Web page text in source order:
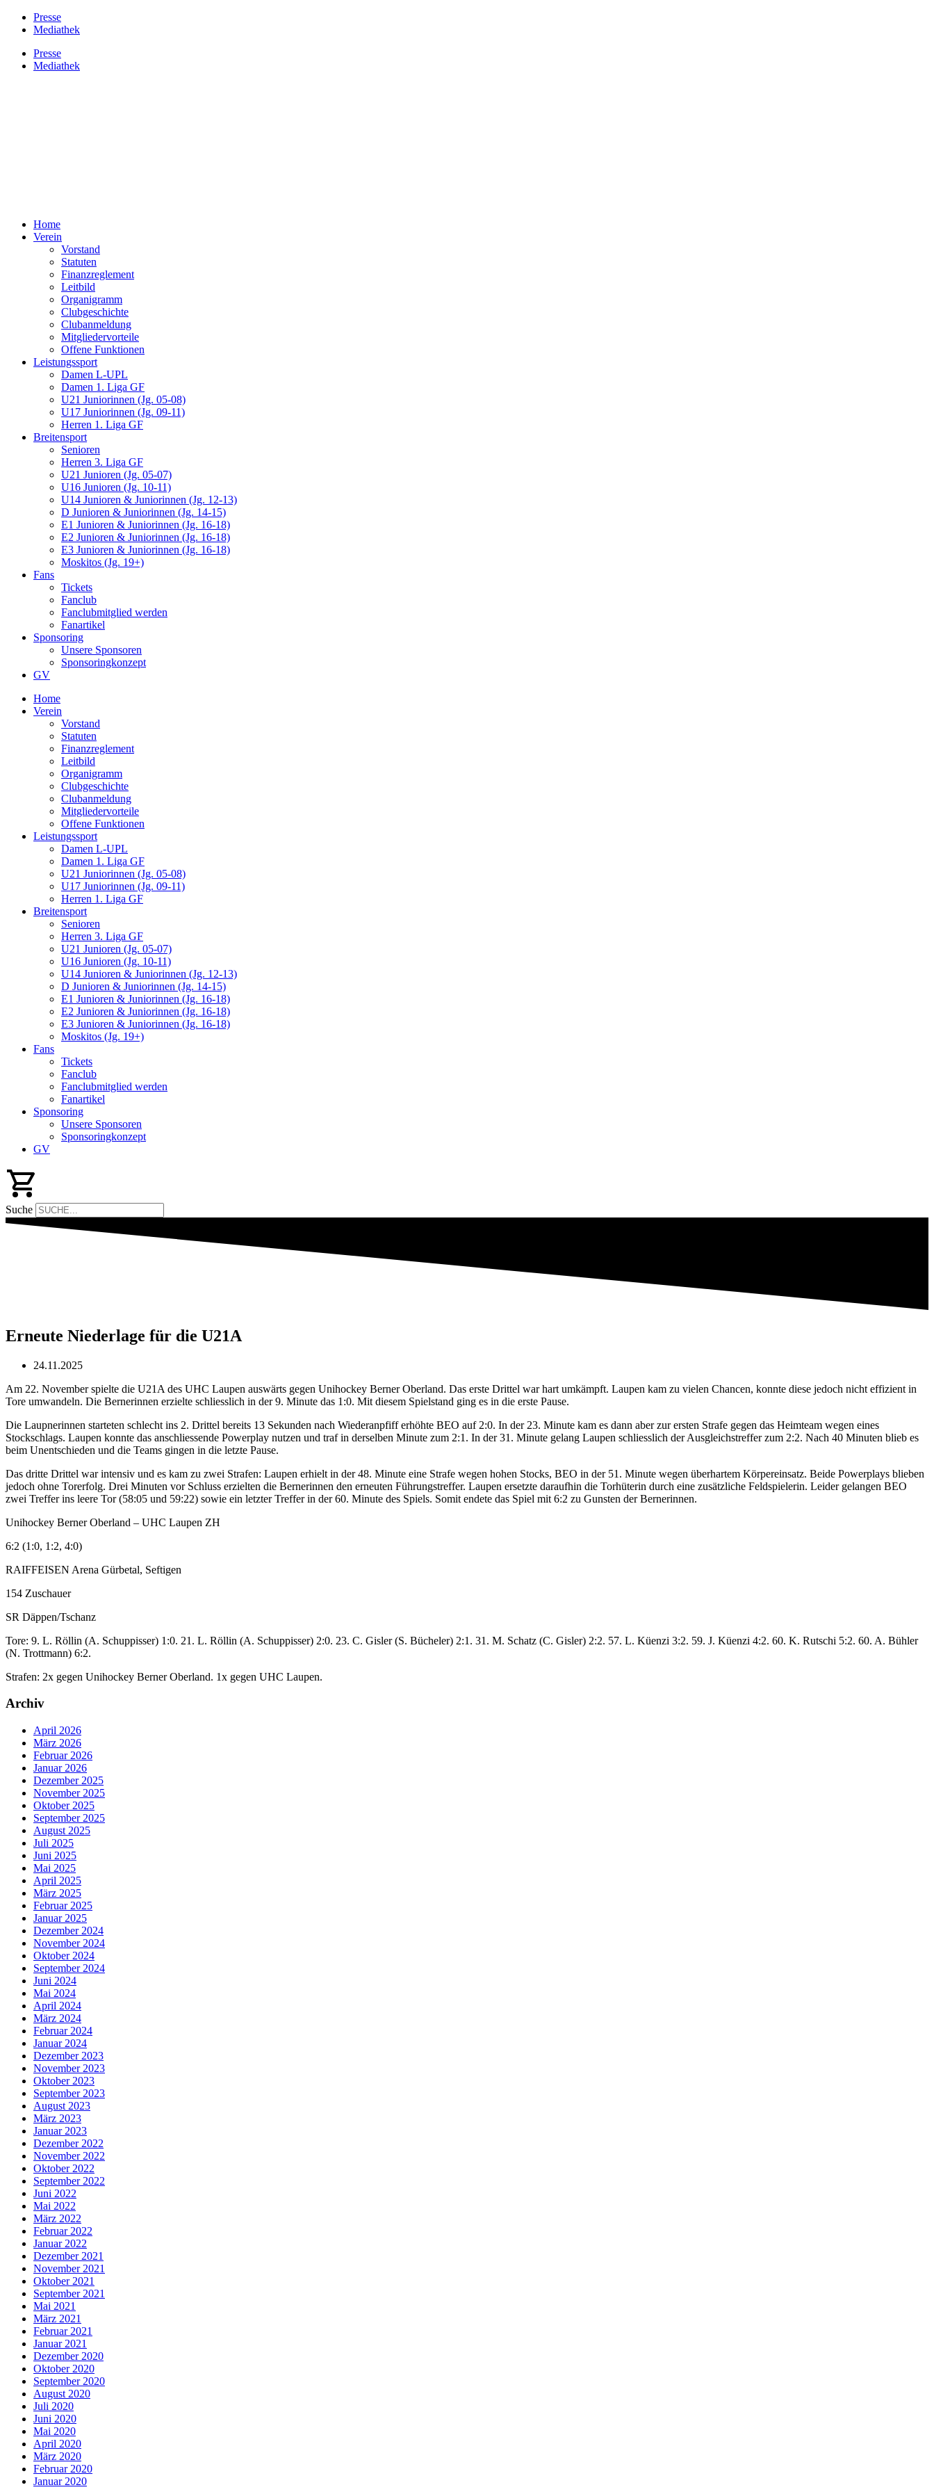
Presse
Mediathek
Presse
Mediathek
Home
Verein
Vorstand
Statuten
Finanzreglement
Leitbild
Organigramm
Clubgeschichte
Clubanmeldung
Mitgliedervorteile
Offene Funktionen
Leistungssport
Damen L-UPL
Damen 1. Liga GF
U21 Juniorinnen (Jg. 05-08)
U17 Juniorinnen (Jg. 09-11)
Herren 1. Liga GF
Breitensport
Senioren
Herren 3. Liga GF
U21 Junioren (Jg. 05-07)
U16 Junioren (Jg. 10-11)
U14 Junioren & Juniorinnen (Jg. 12-13)
D Junioren & Juniorinnen (Jg. 14-15)
E1 Junioren & Juniorinnen (Jg. 16-18)
E2 Junioren & Juniorinnen (Jg. 16-18)
E3 Junioren & Juniorinnen (Jg. 16-18)
Moskitos (Jg. 19+)
Fans
Tickets
Fanclub
Fanclubmitglied werden
Fanartikel
Sponsoring
Unsere Sponsoren
Sponsoringkonzept
GV
Home
Verein
Vorstand
Statuten
Finanzreglement
Leitbild
Organigramm
Clubgeschichte
Clubanmeldung
Mitgliedervorteile
Offene Funktionen
Leistungssport
Damen L-UPL
Damen 1. Liga GF
U21 Juniorinnen (Jg. 05-08)
U17 Juniorinnen (Jg. 09-11)
Herren 1. Liga GF
Breitensport
Senioren
Herren 3. Liga GF
U21 Junioren (Jg. 05-07)
U16 Junioren (Jg. 10-11)
U14 Junioren & Juniorinnen (Jg. 12-13)
D Junioren & Juniorinnen (Jg. 14-15)
E1 Junioren & Juniorinnen (Jg. 16-18)
E2 Junioren & Juniorinnen (Jg. 16-18)
E3 Junioren & Juniorinnen (Jg. 16-18)
Moskitos (Jg. 19+)
Fans
Tickets
Fanclub
Fanclubmitglied werden
Fanartikel
Sponsoring
Unsere Sponsoren
Sponsoringkonzept
GV
Suche
Erneute Niederlage für die U21A
24.11.2025
Am 22. November spielte die U21A des UHC Laupen auswärts gegen Unihockey Berner Oberland. Das erste Drittel war hart umkämpft. Laupen kam zu vielen Chancen, konnte diese jedoch nicht effizient in
Tore umwandeln. Die Bernerinnen erzielte schliesslich in der 9. Minute das 1:0. Mit diesem Spielstand ging es in die erste Pause.
Die Laupnerinnen starteten schlecht ins 2. Drittel bereits 13 Sekunden nach Wiederanpfiff erhöhte BEO auf 2:0. In der 23. Minute kam es dann aber zur ersten Strafe gegen das Heimteam wegen eines
Stockschlags. Laupen konnte das anschliessende Powerplay nutzen und traf in derselben Minute zum 2:1. In der 31. Minute gelang Laupen schliesslich der Ausgleichstreffer zum 2:2. Nach 40 Minuten blieb es
beim Unentschieden und die Teams gingen in die letzte Pause.
Das dritte Drittel war intensiv und es kam zu zwei Strafen: Laupen erhielt in der 48. Minute eine Strafe wegen hohen Stocks, BEO in der 51. Minute wegen überhartem Körpereinsatz. Beide Powerplays blieben
jedoch ohne Torerfolg. Drei Minuten vor Schluss erzielten die Bernerinnen den erneuten Führungstreffer. Laupen ersetzte daraufhin die Torhüterin durch eine zusätzliche Feldspielerin. Leider gelangen BEO
zwei Treffer ins leere Tor (58:05 und 59:22) sowie ein letzter Treffer in der 60. Minute des Spiels. Somit endete das Spiel mit 6:2 zu Gunsten der Bernerinnen.
Unihockey Berner Oberland – UHC Laupen ZH
6:2 (1:0, 1:2, 4:0)
RAIFFEISEN Arena Gürbetal, Seftigen
154 Zuschauer
SR Däppen/Tschanz
Tore: 9. L. Röllin (A. Schuppisser) 1:0. 21. L. Röllin (A. Schuppisser) 2:0. 23. C. Gisler (S. Bücheler) 2:1. 31. M. Schatz (C. Gisler) 2:2. 57. L. Küenzi 3:2. 59. J. Küenzi 4:2. 60. K. Rutschi 5:2. 60. A. Bühler
(N. Trottmann) 6:2.
Strafen: 2x gegen Unihockey Berner Oberland. 1x gegen UHC Laupen.
Archiv
April 2026
März 2026
Februar 2026
Januar 2026
Dezember 2025
November 2025
Oktober 2025
September 2025
August 2025
Juli 2025
Juni 2025
Mai 2025
April 2025
März 2025
Februar 2025
Januar 2025
Dezember 2024
November 2024
Oktober 2024
September 2024
Juni 2024
Mai 2024
April 2024
März 2024
Februar 2024
Januar 2024
Dezember 2023
November 2023
Oktober 2023
September 2023
August 2023
März 2023
Januar 2023
Dezember 2022
November 2022
Oktober 2022
September 2022
Juni 2022
Mai 2022
März 2022
Februar 2022
Januar 2022
Dezember 2021
November 2021
Oktober 2021
September 2021
Mai 2021
März 2021
Februar 2021
Januar 2021
Dezember 2020
Oktober 2020
September 2020
August 2020
Juli 2020
Juni 2020
Mai 2020
April 2020
März 2020
Februar 2020
Januar 2020